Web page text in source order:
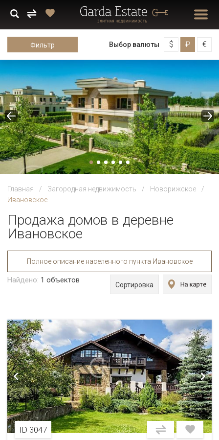
Фильтр Выбор валюты $ ₽ €
Главная Загородная недвижимость
Новорижское
Ивановское
Продажа домов в деревне
Ивановское
Полное описание населенного пункта Ивановское
Найдено: 1 объектов
Сортировка
ID 3047